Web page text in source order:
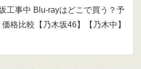
工事中 Blu-rayはどこで買う？予
格比較【乃木坂46】【乃木中】